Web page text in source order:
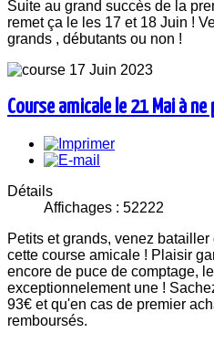
Suite au grand succès de la
remet ça le les 17 et 18 Juin !
grands , débutants ou non !
Course amicale le 21 Mai à ne
Détails
Affichages : 52222
Petits et grands, venez
cette course amicale ! Plaisir
encore de puce de comptage,
exceptionnelement une !
93€ et qu'en cas de premier
remboursés.